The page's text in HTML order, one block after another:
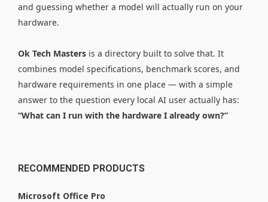
and guessing whether a model will actually run on your
hardware.
Ok Tech Masters is a directory built to solve that. It
combines model specifications, benchmark scores, and
hardware requirements in one place — with a simple
answer to the question every local AI user actually has:
“What can I run with the hardware I already own?”
RECOMMENDED PRODUCTS
Microsoft Office Pro